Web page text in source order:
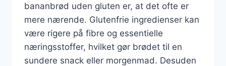
bananbrød uden gluten er, at det ofte er
mere nærende. Glutenfrie ingredienser kan
være rigere på fibre og essentielle
næringsstoffer, hvilket gør brødet til en
sundere snack eller morgenmad. Desuden